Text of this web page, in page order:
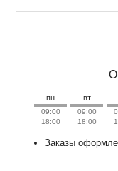
пн вт
09:00
18:00
09:00
18:00
Заказы